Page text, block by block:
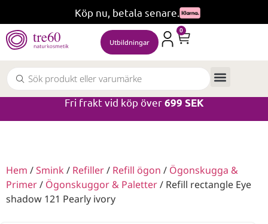
Köp nu, betala senare.
Utbildningar
0
Fri frakt vid köp över699 SEK
Hem /Smink / Refiller/ Refill ögon / Ögonskugga &
Primer/ Ögonskuggor & Paletter/ Refill rectangle Eye
shadow 121 Pearly ivory